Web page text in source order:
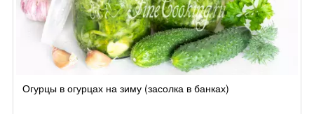
Огурцы в огурцах на зиму (засолка в банках)